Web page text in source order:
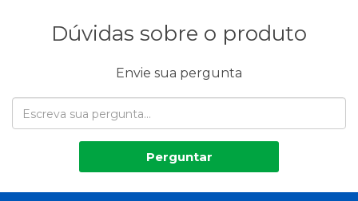
Dúvidas sobre o produto
Envie sua pergunta
Perguntar